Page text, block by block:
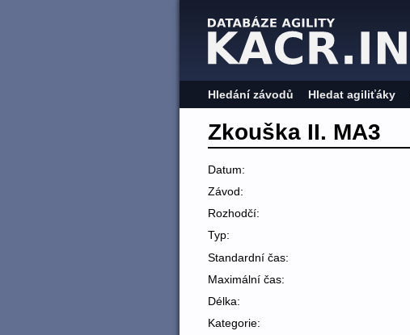
Hledání závodů Hledat agiliťáky
Zkouška II. MA3
Datum:
Závod:
Rozhodčí:
Typ:
Standardní čas:
Maximální čas:
Délka:
Kategorie: